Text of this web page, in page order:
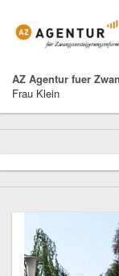
AZ Agentur fuer
Frau Klein